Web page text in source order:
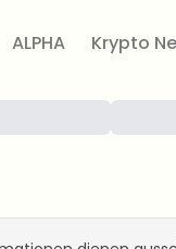
ALPHA Krypto